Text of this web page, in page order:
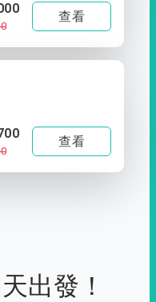
查看
查看
出發！